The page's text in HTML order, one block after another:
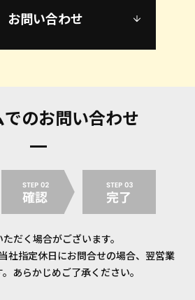
お問い合わせ
でのお問い合わせ
だく場合がございます。
社指定休日にお問合せの場合、翌営業
あらかじめご了承ください。